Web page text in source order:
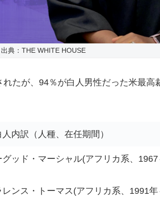
出典：THE WHITE HOUSE
たが、94％が白人男性だった米最高
内訳（人種、在任期間）
グッド・マーシャル(アフリカ系、
レンス・トーマス(アフリカ系、1991年